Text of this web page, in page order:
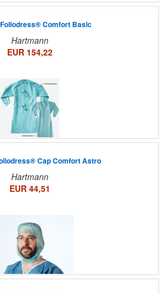
Comfort Basic
Hartmann
EUR 154,22
Cap Comfort Astro
Hartmann
EUR 44,51